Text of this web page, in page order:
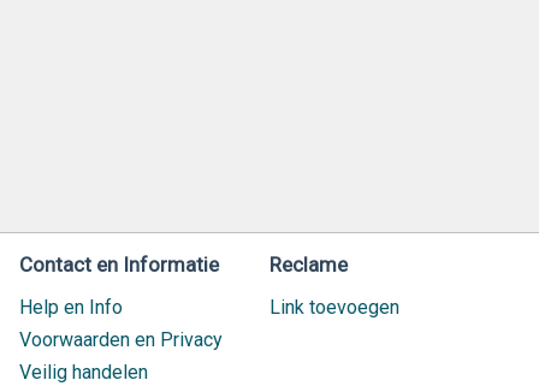
Contact en Informatie
Help en Info
Voorwaarden en Privacy
Veilig handelen
Reclame
Link toevoegen